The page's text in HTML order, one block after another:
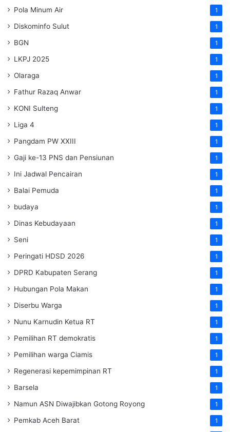
Pola Minum Air 1
Diskominfo Sulut 1
BGN 1
LKPJ 2025 1
Olaraga 1
Fathur Razaq Anwar 1
KONI Sulteng 1
Liga 4 1
Pangdam PW XXIII 1
Gaji ke-13 PNS dan Pensiunan 1
Ini Jadwal Pencairan 1
Balai Pemuda 1
budaya 1
Dinas Kebudayaan 1
Seni 1
Peringati HDSD 2026 1
DPRD Kabupaten Serang 1
Hubungan Pola Makan 1
Diserbu Warga 1
Nunu Karnudin Ketua RT 1
Pemilihan RT demokratis 1
Pemilihan warga Ciamis 1
Regenerasi kepemimpinan RT 1
Barsela 1
Namun ASN Diwajibkan Gotong Royong 1
Pemkab Aceh Barat 1